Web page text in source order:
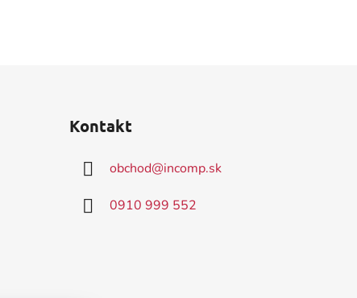
Kontakt
obchod@incomp.sk
0910 999 552